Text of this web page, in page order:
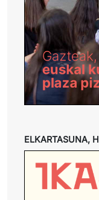
ELKARTASUNA,